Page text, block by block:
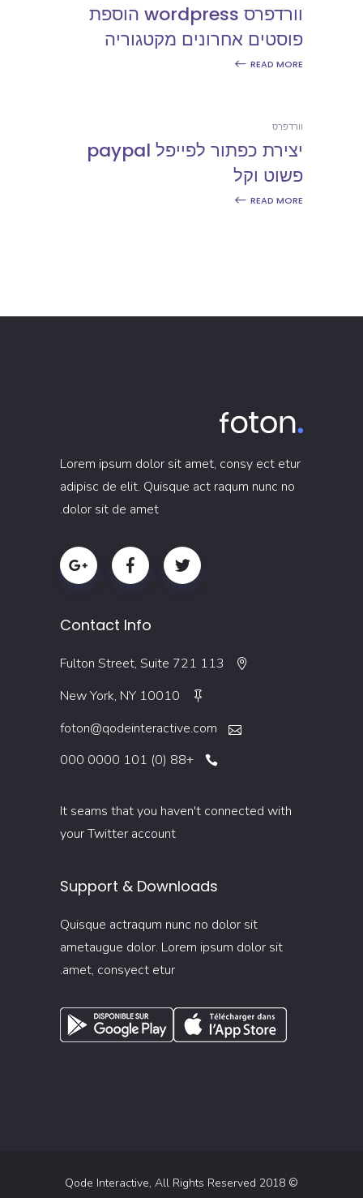
וורדפרס wordpress הוספת
פוסטים אחרונים מקטגוריה
READ MORE
וורדפרס
יצירת כפתור לפייפל paypal
פשוט וקל
READ MORE
Lorem ipsum dolor sit amet, consy ect etur
adipisc de elit. Quisque act raqum nunc no
dolor sit de amet.
Contact Info
113 Fulton Street, Suite 721
New York, NY 10010
foton@qodeinteractive.com
+88 (0) 101 0000 000
It seams that you haven't connected with
your Twitter account
Support & Downloads
Quisque actraqum nunc no dolor sit
ametaugue dolor. Lorem ipsum dolor sit
amet, consyect etur.
© 2018
Qode Interactive, All Rights Reserved